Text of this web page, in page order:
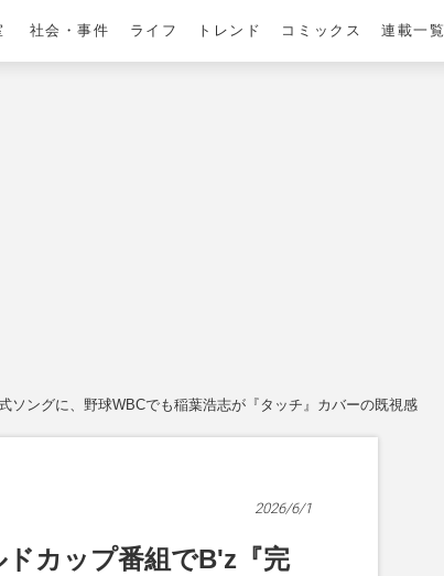
社会・事件 ライフ トレンド コミックス 連載一覧
ソングに、野球WBCでも稲葉浩志が『タッチ』カバーの既視感
2026/6/1
カップ番組でB'z『完